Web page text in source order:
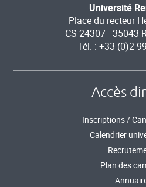
Université
Place du recteur
CS 24307 - 35043
Tél. : +33 (0)2
Accès
Inscriptions /
Calendrier
Plan des